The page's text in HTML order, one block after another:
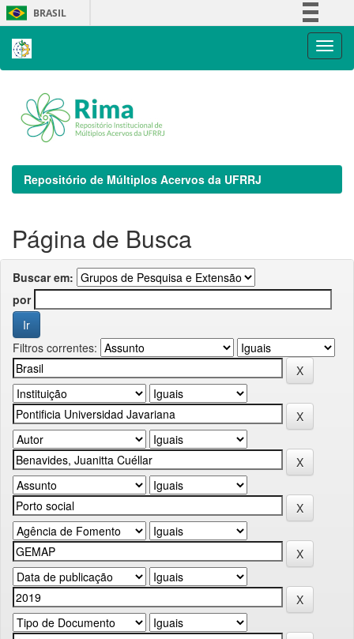
Skip
navigation
BRASIL
Repositório de Múltiplos Acervos da UFRRJ
Página de Busca
Buscar em:
por
Filtros correntes: